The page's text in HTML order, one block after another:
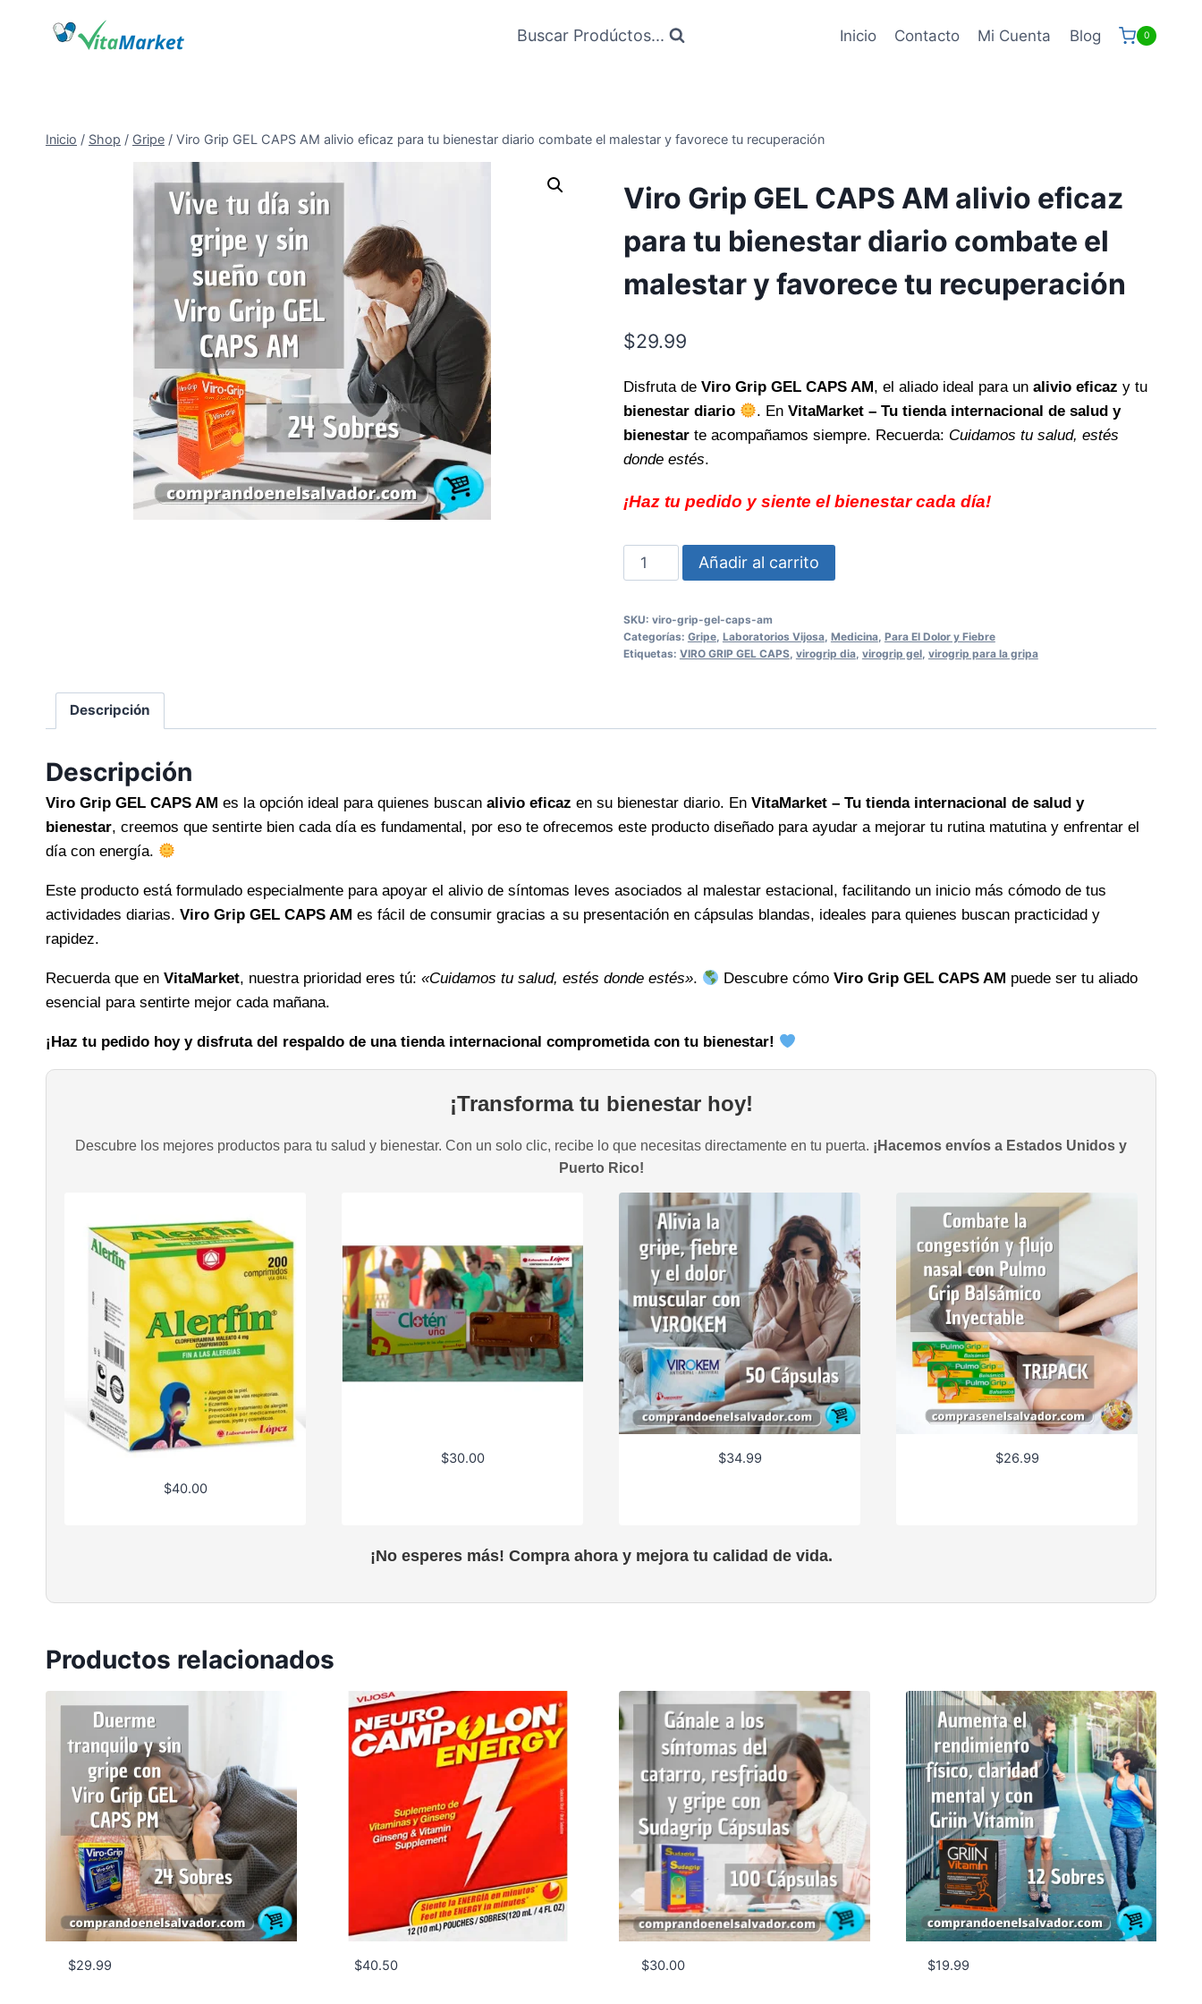
Buscar Prodúctos... Inicio Contacto Mi Cuenta Blog 0
Inicio / Shop / Gripe / Viro Grip GEL CAPS AM alivio eficaz para tu bienestar diario combate el malestar y favorece tu recuperación
Viro Grip GEL CAPS AM alivio eficaz
para tu bienestar diario combate el
malestar y favorece tu recuperación
$29.99
Disfruta de Viro Grip GEL CAPS AM, el aliado ideal para un alivio eficaz y tu
bienestar diario
. EnVitaMarket – Tu tienda internacional de salud y
bienestarte acompañamos siempre. Recuerda: Cuidamos tu salud, estés
donde estés.
¡Haz tu pedido y siente el bienestar cada día!
Viro
Grip
CAPS
AM
para
diario
combate
y
favorece
recuperación
Añadir al carrito
SKU: viro-grip-gel-caps-am
Categorías: Gripe, Laboratorios Vijosa, Medicina, Para El Dolor y Fiebre
Etiquetas: VIRO GRIP GEL CAPS, virogrip dia, virogrip gel, virogrip para la gripa
Descripción
Descripción
Viro Grip GEL CAPS AM es la opción ideal para quienes buscan alivio eficaz en su bienestar diario. En VitaMarket – Tu tienda internacional de salud y
bienestar, creemos que sentirte bien cada día es fundamental, por eso te ofrecemos este producto diseñado para ayudar a mejorar tu rutina matutina y enfrentar el
día con energía.
Este producto está formulado especialmente para apoyar el alivio de síntomas leves asociados al malestar estacional, facilitando un inicio más cómodo de tus
actividades diarias. Viro Grip GEL CAPS AM es fácil de consumir gracias a su presentación en cápsulas blandas, ideales para quienes buscan practicidad y
rapidez.
Recuerda que en VitaMarket, nuestra prioridad eres tú: «Cuidamos tu salud, estés donde estés». Descubre cómoViro Grip GEL CAPS AM puede ser tu aliado
esencial para sentirte mejor cada mañana.
¡Haz tu pedido hoy y disfruta del respaldo de una tienda internacional comprometida con tu bienestar!
¡Transforma tu bienestar hoy!
Descubre los mejores productos para tu salud y bienestar. Con un solo clic, recibe lo que necesitas directamente en tu puerta. ¡Hacemos envíos a Estados Unidos y
Puerto Rico!
$40.00
$30.00 $34.99 $26.99
¡No esperes más! Compra ahora y mejora tu calidad de vida.
Productos relacionados
$29.99 $40.50 $30.00 $19.99